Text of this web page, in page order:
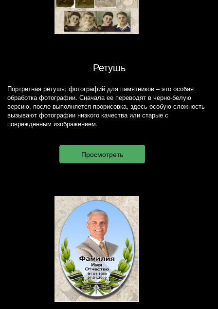
Ретушь
Портретная ретушь; фотографий для памятников – это особая
обработка фотографии. Сначала ее переводят в черно-белую
версию, после выполняется прорисовка, здесь особую сложность
вызывают фотографии низкого качества или старые с
поврежденным изображением.